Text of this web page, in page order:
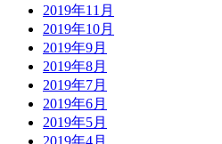
2019年11月
2019年10月
2019年9月
2019年8月
2019年7月
2019年6月
2019年5月
2019年4月